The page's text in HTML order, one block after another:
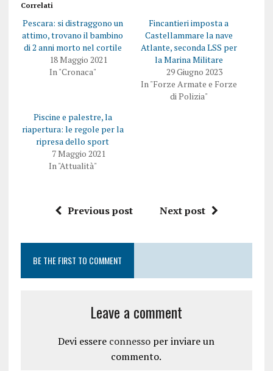
Correlati
Pescara: si distraggono un
attimo, trovano il bambino
di 2 anni morto nel cortile
18 Maggio 2021
In "Cronaca"
Fincantieri imposta a
Castellammare la nave
Atlante, seconda LSS per
la Marina Militare
29 Giugno 2023
In "Forze Armate e Forze
di Polizia"
Piscine e palestre, la
riapertura: le regole per la
ripresa dello sport
7 Maggio 2021
In "Attualità"
Previous post Next post
BE THE FIRST TO COMMENT
Leave a comment
Devi essere connesso per inviare un
commento.